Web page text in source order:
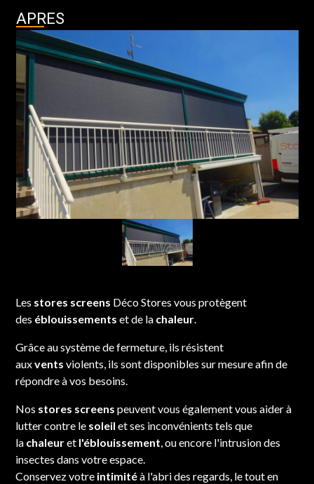
APRES
Les stores screens Déco Stores vous protègent
des éblouissementset de la chaleur.
Grâce au système de fermeture, ils résistent
auxvents violents, ils sont disponibles sur mesure afin de
répondre à vos besoins.
Nos stores screens peuvent vous également vous aider à
lutter contre le soleilet ses inconvénients tels que
la chaleuret l'éblouissement, ou encore l'intrusion des
insectes dans votre espace.
Conservez votre intimitéà l'abri des regards, le tout en